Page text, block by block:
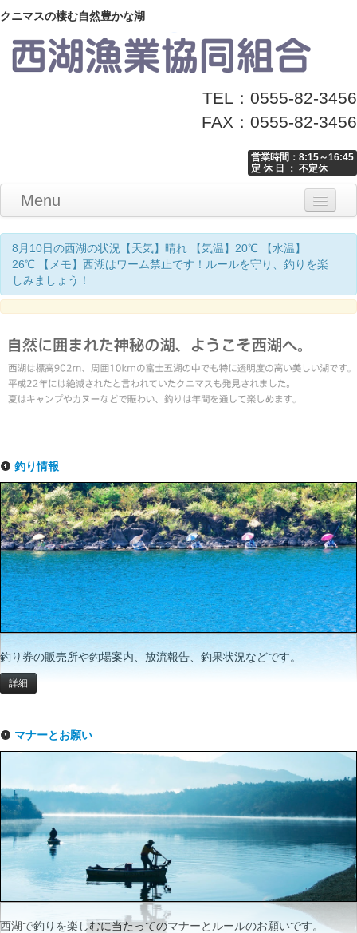
クニマスの棲む自然豊かな湖
TEL：0555-82-3456
FAX：0555-82-3456
営業時間：8:15～16:45
定 休 日 ： 不定休
Menu
Home
釣り情報
マナーとお願い
クニマス展示館
漁協からのお知らせ
お問い合わせ
8月10日の西湖の状況【天気】晴れ 【気温】20℃ 【水温】
26℃ 【メモ】西湖はワーム禁止です！ルールを守り、釣りを楽
しみましょう！
釣り情報
釣り券の販売所や釣場案内、放流報告、釣果状況などです。
詳細
マナーとお願い
西湖で釣りを楽しむに当たってのマナーとルールのお願いです。